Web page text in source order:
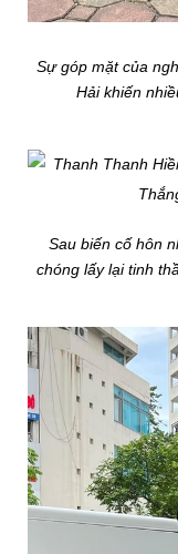
Sự góp mặt của
Hải khiến
Sau biến cố hôn
chóng lấy lại tinh